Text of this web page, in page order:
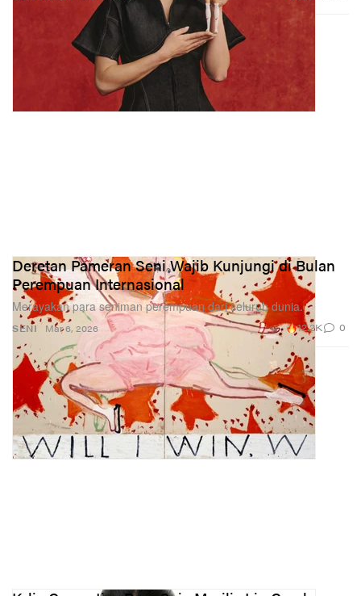
SENI
Deretan Pameran Seni Wajib Kunjungi di Bulan
Perempuan Internasional
Merayakan para seniman perempuan dari seluruh dunia.
Mar 6, 2026 12.2K 0